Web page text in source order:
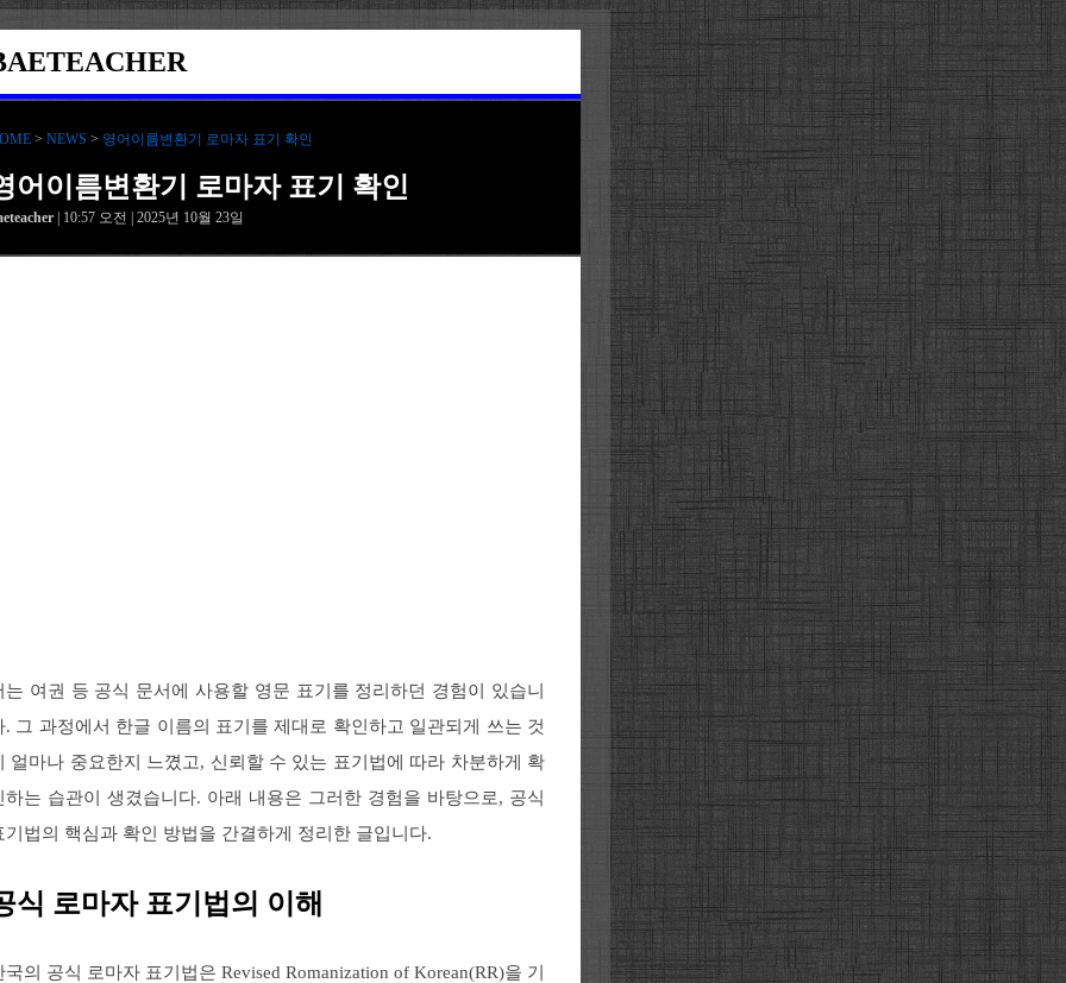
> NEWS > 영어이름변환기 로마자 표기 확인
어이름변환기 로마자 표기 확인
| 10:57 오전 | 2025년 10월 23일
는 여권 등 공식 문서에 사용할 영문 표기를 정리하던 경험이 있습니
. 그 과정에서 한글 이름의 표기를 제대로 확인하고 일관되게 쓰는 것
얼마나 중요한지 느꼈고, 신뢰할 수 있는 표기법에 따라 차분하게 확
하는 습관이 생겼습니다. 아래 내용은 그러한 경험을 바탕으로, 공식
기법의 핵심과 확인 방법을 간결하게 정리한 글입니다.
식 로마자 표기법의 이해
국의 공식 로마자 표기법은 Revised Romanization of Korean(RR)을 기